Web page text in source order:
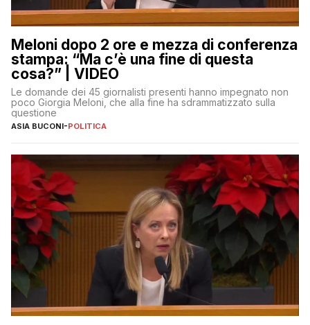
Meloni dopo 2 ore e mezza di conferenza
stampa: “Ma c’è una fine di questa
cosa?” | VIDEO
Le domande dei 45 giornalisti presenti hanno impegnato non
poco Giorgia Meloni, che alla fine ha sdrammatizzato sulla
questione
ASIA BUCONI-POLITICA